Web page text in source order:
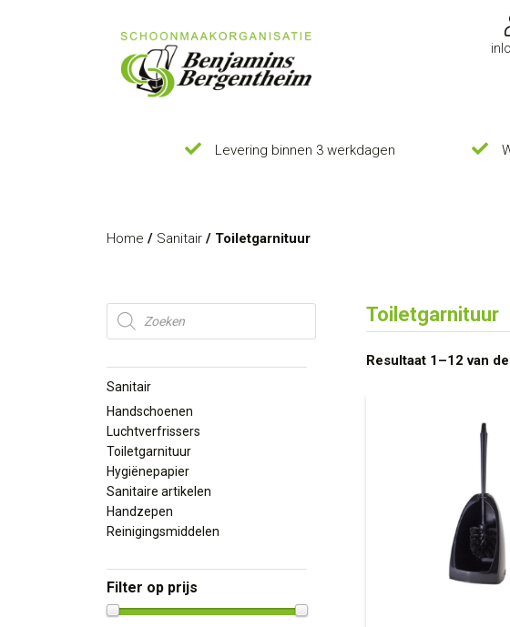
Levering binnen 3 werkdagen
Toiletgarnituur
Resultaat 1–12 van
Home / Sanitair / Toiletgarnituur
Producten
zoeken
Sanitair
Handschoenen
Luchtverfrissers
Toiletgarnituur
Hygiënepapier
Sanitaire artikelen
Handzepen
Reinigingsmiddelen
Filter op prijs